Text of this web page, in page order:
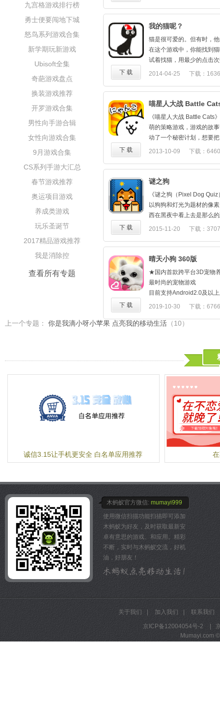
九宫格游戏排行榜
勇士便要闯地下城
怒鸟系列游戏合集
新学期玩新游戏
Ubisoft全集
奇葩游戏盘点
换装游戏推荐
开罗游戏合集
男性向手游合辑
女性向游戏合集
9月游戏合集
CS系列手游大汇总
春节游戏推荐
奥运项目游戏
养成类游戏
玩乐圣诞节
2017精品游戏推荐
我是消除控
查看所有专题
年啊，快去创造奇迹！
我的猫呢？
猫是很可爱的。但有时，
在这个游戏中，你能找到
试着找猫，用最少的点击
2014-04-25
下载：
下 载
喵星人大战 Battle
《喵星人大战 Battle Cats
萌的策略游戏，游戏的故
动了一个秘密计划，想要
活当中唤醒，于是他们把
暴漫造型的喵卖萌是游戏
2013-10-09 下载：
下 载
谜之狗
《谜之狗（Pixel Dog
以狗狗和灯光为题材的像
西在黑夜中看上去是那么
要有一束亮光照过，你就
了陷阱的存在。所以如何
键。同时你还要充分利用
简单但精致，虚拟按键操
可爱讨喜。汪星人爱好者
【游戏特点】
- 超过80个充满挑战及解
上手容易
- 多种机关组成一关关难题
2015-11-20 下载：
下 载
晴天小狗 360版
★国内首款跨平台3D宠物
最时尚的宠物游戏
目前支持Android2.0及以
型可能无法支持。
起遛狗互动,最时尚的社交
*在这里有你自己的小别墅
*可以与你的小狗无拘无
戏,而且完全不用担心弄脏
*经过你的精心照料,小狗
厚的感情。这可不是普通
*它能为你找出隐藏的钱币
*在这里与其他养小狗的朋
晴天小狗,带给你每天阳光
★不同风格的家具和饰品,
★挑选不断出新的时尚靓
★官网:http://
★新浪微博:http://
★玩家QQ群:186915114
全新版本即将发布,更多内
2019-10-30 下载：
109.46M
下 载
上一个专题： 你是我滴小呀小苹果 点亮我的移动生活 （10）
诚信3.15让手机更安全 白名单应用推荐
木蚂蚁官方微信: mumayi999
使用微信扫描功能扫描即可添加
木蚂蚁为好友，及时获取最新安
卓有意思的游戏、和应用。精彩
不断，实时与木蚂蚁交流，好机
油，好朋友！
关于我们 加入我们 联系我们
京ICP备12004054号-2
Mumayi.com